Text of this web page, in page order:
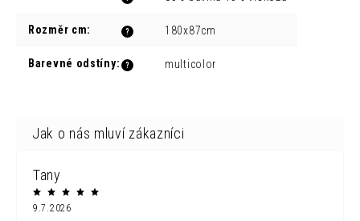
?
Rozměr cm: 180x87cm
?
Barevné odstíny: multicolor
Tany
9.7.2026